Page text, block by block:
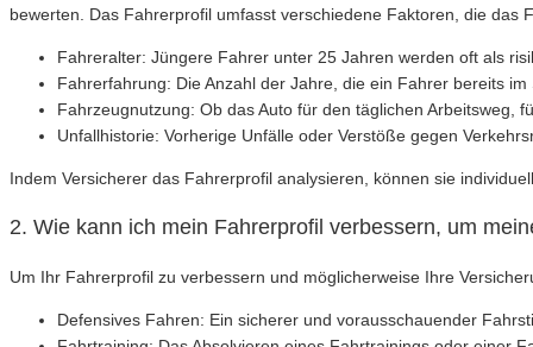
bewerten. Das Fahrerprofil umfasst verschiedene Faktoren, die
Fahreralter: Jüngere Fahrer unter 25 Jahren werden oft als
Fahrerfahrung: Die Anzahl der Jahre, die ein Fahrer bereits
Fahrzeugnutzung: Ob das Auto für den täglichen Arbeitsweg,
Unfallhistorie: Vorherige Unfälle oder Verstöße gegen
Indem Versicherer das Fahrerprofil analysieren, können sie
2. Wie kann ich mein Fahrerprofil verbessern, um
Um Ihr Fahrerprofil zu verbessern und möglicherweise Ihre
Defensives Fahren: Ein sicherer und vorausschauender